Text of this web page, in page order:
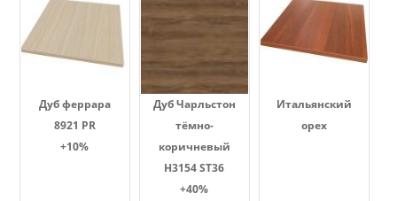
Дуб феррара
8921 PR
+10%
Дуб Чарльстон
тёмно-
коричневый
H3154 ST36
+40%
Итальянский
орех